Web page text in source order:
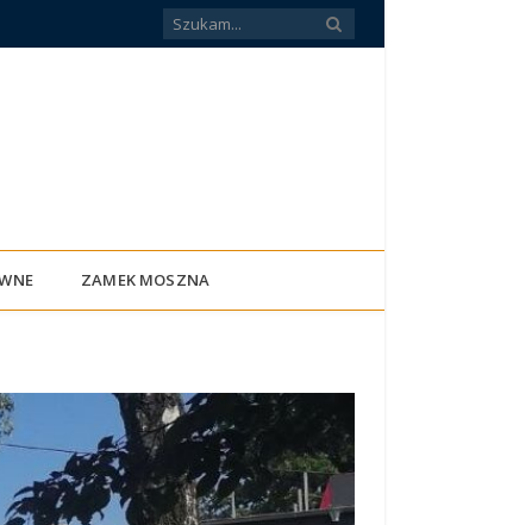
ZAMEK MOSZNA